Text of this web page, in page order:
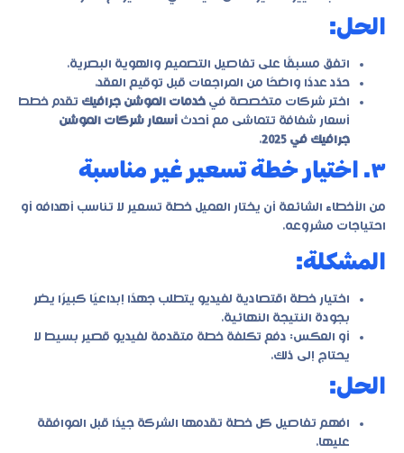
الحل:
اتفق مسبقًا على تفاصيل التصميم والهوية البصرية.
حدّد عددًا واضحًا من المراجعات قبل توقيع العقد.
اختر شركات متخصصة في خدمات الموشن جرافيك تقدم خطط
أسعار شفافة تتماشى مع أحدث أسعار شركات الموشن
جرافيك في 2025
.
٣. اختيار خطة تسعير غير مناسبة
من الأخطاء الشائعة أن يختار العميل خطة تسعير لا تناسب أهدافه أو
احتياجات مشروعه.
المشكلة:
اختيار خطة اقتصادية لفيديو يتطلب جهدًا إبداعيًا كبيرًا يضر
بجودة النتيجة النهائية.
أو العكس: دفع تكلفة خطة متقدمة لفيديو قصير بسيط لا
يحتاج إلى ذلك.
الحل:
افهم تفاصيل كل خطة تقدمها الشركة جيدًا قبل الموافقة
عليها.